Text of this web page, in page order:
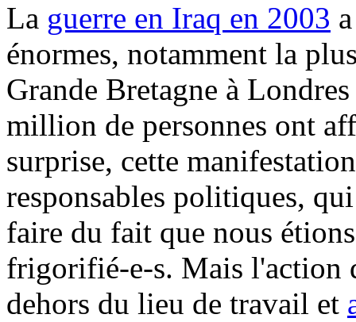
La guerre en Iraq en 2003
énormes, notamment la
Grande Bretagne à
million de personnes ont
surprise, cette
responsables politiques,
faire du fait que nous
frigorifié-e-s. Mais l'action
dehors du lieu de travail et